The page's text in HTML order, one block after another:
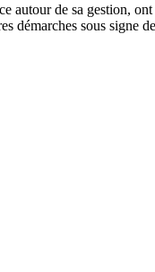
de sa gestion,
démarches sous signe